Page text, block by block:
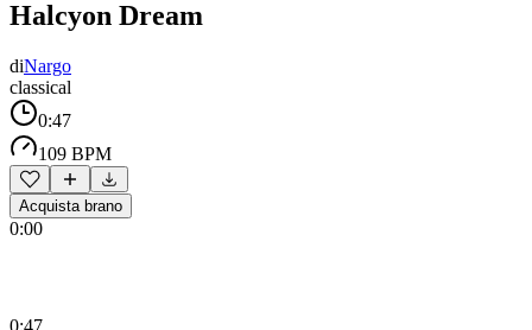
Halcyon Dream
diNargo
classical
0:47
109 BPM
Acquista brano
0:00
0:47